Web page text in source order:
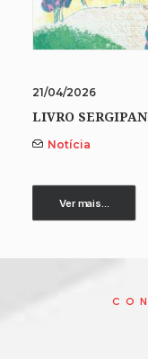
21/04/2026
LIVRO
Notícia
Ver mais...